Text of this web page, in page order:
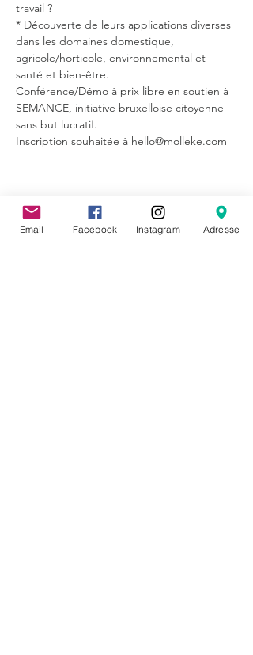
travail ?
* Découverte de leurs applications diverses
dans les domaines domestique,
agricole/horticole, environnemental et
santé et bien-être.
Conférence/Démo à prix libre en soutien à
SEMANCE, initiative bruxelloise citoyenne
sans but lucratif.
Inscription souhaitée à hello@molleke.com
Partager cet événement
Email Facebook Instagram Adresse